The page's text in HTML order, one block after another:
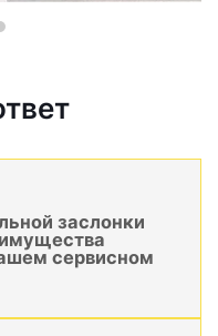
заслонки
сервисном